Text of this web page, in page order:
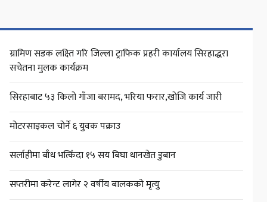
ग्रामिण सडक लक्ष्ति गरि जिल्ला ट्राफिक प्रहरी कार्यालय सिरहाद्धरा
सचेतना मुलक कार्यक्रम
सिरहाबाट ५३ किलो गाँजा बरामद, भरिया फरार,खोजि कार्य जारी
मोटरसाइकल चोर्ने ६ युवक पक्राउ
सर्लाहीमा बाँध भत्किँदा १५ सय बिघा धानखेत डुबान
सप्तरीमा करेन्ट लागेर २ वर्षीय बालकको मृत्यु